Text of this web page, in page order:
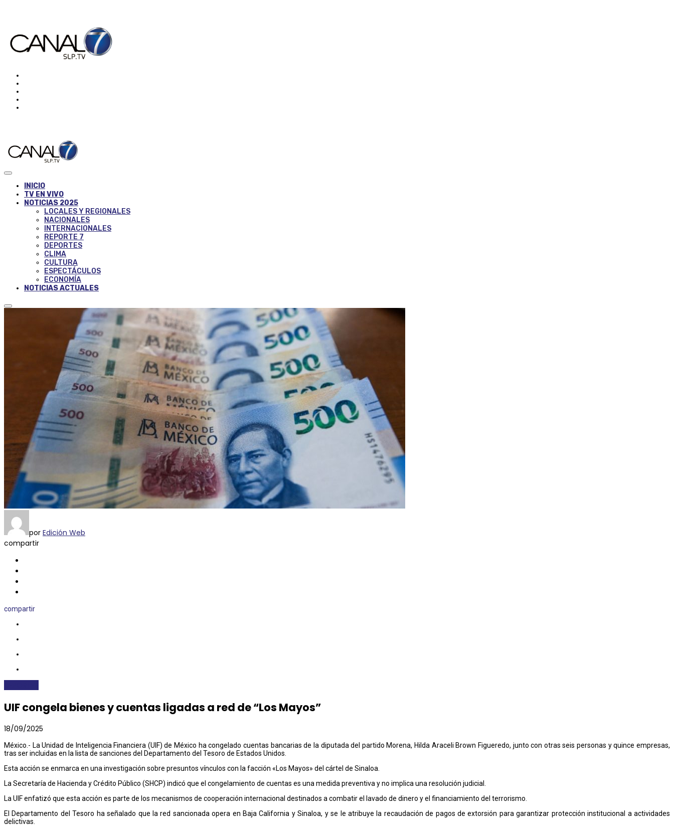
INICIO
TV EN VIVO
NOTICIAS 2025
LOCALES Y REGIONALES
NACIONALES
INTERNACIONALES
REPORTE 7
DEPORTES
CLIMA
CULTURA
ESPECTÁCULOS
ECONOMÍA
NOTICIAS ACTUALES
por Edición Web
compartir
compartir
UIF congela bienes y cuentas ligadas a red de “Los Mayos”
18/09/2025
México.- La Unidad de Inteligencia Financiera (UIF) de México ha congelado cuentas bancarias de la diputada del partido Morena, Hilda Araceli Brown Figueredo, junto con otras seis personas y quince empresas,
tras ser incluidas en la lista de sanciones del Departamento del Tesoro de Estados Unidos.
Esta acción se enmarca en una investigación sobre presuntos vínculos con la facción «Los Mayos» del cártel de Sinaloa.
La Secretaría de Hacienda y Crédito Público (SHCP) indicó que el congelamiento de cuentas es una medida preventiva y no implica una resolución judicial.
La UIF enfatizó que esta acción es parte de los mecanismos de cooperación internacional destinados a combatir el lavado de dinero y el financiamiento del terrorismo.
El Departamento del Tesoro ha señalado que la red sancionada opera en Baja California y Sinaloa, y se le atribuye la recaudación de pagos de extorsión para garantizar protección institucional a actividades
delictivas.